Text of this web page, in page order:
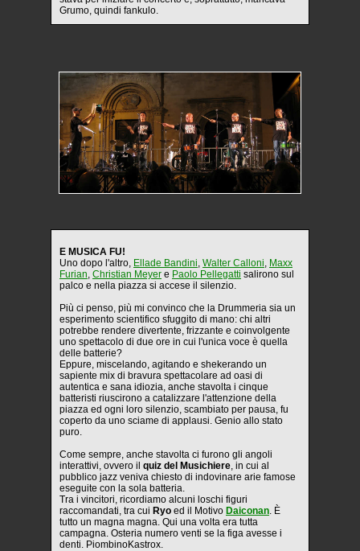
Grumo, quindi fankulo.
E MUSICA FU!
Uno dopo l'altro, Ellade Bandini, Walter Calloni, Maxx
Furian, Christian Meyer e Paolo Pellegatti salirono sul
palco e nella piazza si accese il silenzio.
Più ci penso, più mi convinco che la Drummeria sia un
esperimento scientifico sfuggito di mano: chi altri
potrebbe rendere divertente, frizzante e coinvolgente
uno spettacolo di due ore in cui l'unica voce è quella
delle batterie?
Eppure, miscelando, agitando e shekerando un
sapiente mix di bravura spettacolare ad oasi di
autentica e sana idiozia, anche stavolta i cinque
batteristi riuscirono a catalizzare l'attenzione della
piazza ed ogni loro silenzio, scambiato per pausa, fu
coperto da uno sciame di applausi. Genio allo stato
puro.
Come sempre, anche stavolta ci furono gli angoli
interattivi, ovvero il quiz del Musichiere, in cui al
pubblico jazz veniva chiesto di indovinare arie famose
eseguite con la sola batteria.
Tra i vincitori, ricordiamo alcuni loschi figuri
raccomandati, tra cui Ryo ed il Motivo Daiconan. È
tutto un magna magna. Qui una volta era tutta
campagna. Osteria numero venti se la figa avesse i
denti. PiombinoKastrox.